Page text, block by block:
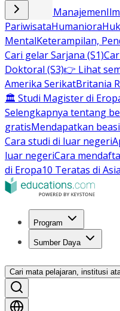
Bisnis dan Manajemen
PariwisataHumaniora
MentalKeterampilan,
Cari gelar Sarjana (S1)
Doktoral (S3)👉 Lihat
Amerika SerikatBritania
🏛 Studi Magister di
Selengkapnya tentang
gratisMendapatkan
Cara studi di luar negeri
luar negeriCara
di Eropa10 Teratas di Asia
Program
Sumber Daya
Cari mata pelajaran, institusi